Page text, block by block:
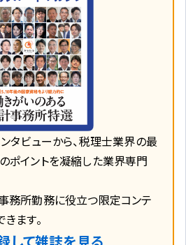
タビューから、税理士業界の最
ポイントを凝縮した業界専門
務所勤務に役立つ限定コンテ
ます。
て雑誌を見る